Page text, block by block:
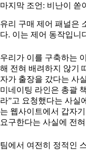
마지막 조언: 비난이 쏟
유리 구매 제어 패널은
다. 이는 제어 동작입니
우리가 이를 구축하는
해 전혀 배려하지 않기
자가 출장을 갔다는 사
미네이팅 라인은 총괄
라”고 요청했다는 사실
는 웹사이트에서 갑자
요구한다는 사실에 전
팀에서 여전히 정적인